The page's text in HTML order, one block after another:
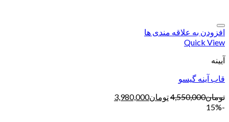
افزودن به علاقه مندی ها
Quick View
آیینه
قاب آینه گیسو
تومان4,550,000تومان3,980,000
-15%